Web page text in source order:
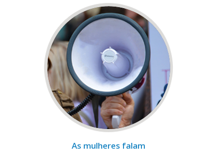
As mulheres falam